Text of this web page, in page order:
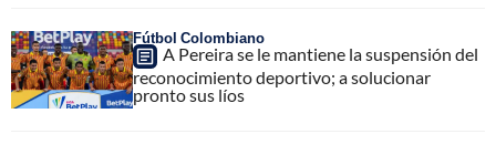
Fútbol Colombiano
A Pereira se le mantiene la suspensión del
reconocimiento deportivo; a solucionar
pronto sus líos